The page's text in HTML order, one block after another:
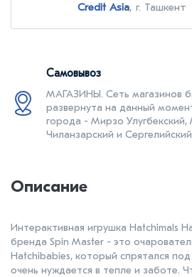
Credit Asia, г. Ташкент
Самовывоз
МАГАЗИНЫ. Cеть магазинов
развернута на данный
города - Мирзо
Чиланзарский и
Описание
Интерактивная игрушка Hatchimals
бренда Spin Master - это
Hatchibabies, который спрятался
очень нуждается в тепле и заботе.